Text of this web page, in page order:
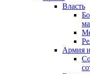
Власть
Армия